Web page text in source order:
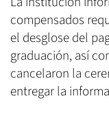
compensados
el desglose del
graduación, así
cancelaron la
entregar la